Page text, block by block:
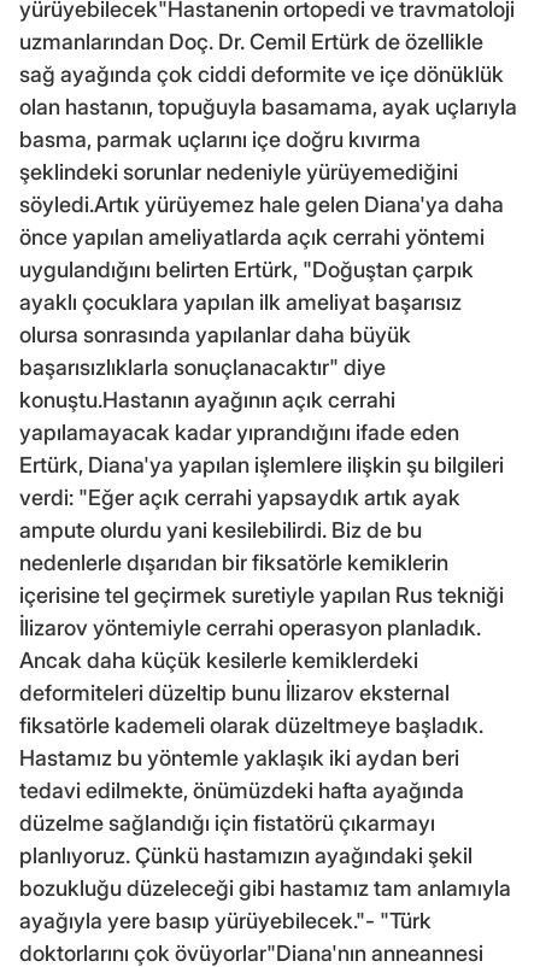
yürüyebilecek"Hastanenin ortopedi ve travmatoloji
uzmanlarından Doç. Dr. Cemil Ertürk de özellikle
sağ ayağında çok ciddi deformite ve içe dönüklük
olan hastanın, topuğuyla basamama, ayak uçlarıyla
basma, parmak uçlarını içe doğru kıvırma
şeklindeki sorunlar nedeniyle yürüyemediğini
söyledi.Artık yürüyemez hale gelen Diana'ya daha
önce yapılan ameliyatlarda açık cerrahi yöntemi
uygulandığını belirten Ertürk, "Doğuştan çarpık
ayaklı çocuklara yapılan ilk ameliyat başarısız
olursa sonrasında yapılanlar daha büyük
başarısızlıklarla sonuçlanacaktır" diye
konuştu.Hastanın ayağının açık cerrahi
yapılamayacak kadar yıprandığını ifade eden
Ertürk, Diana'ya yapılan işlemlere ilişkin şu bilgileri
verdi: "Eğer açık cerrahi yapsaydık artık ayak
ampute olurdu yani kesilebilirdi. Biz de bu
nedenlerle dışarıdan bir fiksatörle kemiklerin
içerisine tel geçirmek suretiyle yapılan Rus tekniği
İlizarov yöntemiyle cerrahi operasyon planladık.
Ancak daha küçük kesilerle kemiklerdeki
deformiteleri düzeltip bunu İlizarov eksternal
fiksatörle kademeli olarak düzeltmeye başladık.
Hastamız bu yöntemle yaklaşık iki aydan beri
tedavi edilmekte, önümüzdeki hafta ayağında
düzelme sağlandığı için fistatörü çıkarmayı
planlıyoruz. Çünkü hastamızın ayağındaki şekil
bozukluğu düzeleceği gibi hastamız tam anlamıyla
ayağıyla yere basıp yürüyebilecek."- "Türk
doktorlarını çok övüyorlar"Diana'nın anneannesi